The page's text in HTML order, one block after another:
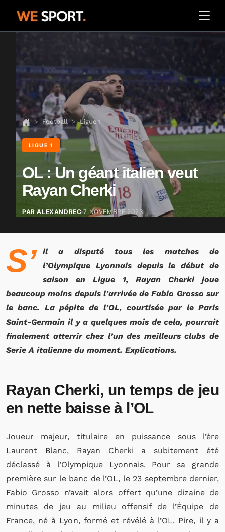
Football Ligue 1
LIGUE 1
OL : Un géant italien veut
Rayan Cherki
PAR ALEXANDREC 7 NOVEMBRE 2023
S’
il a disputé tous les matches de
l’Olympique Lyonnais depuis le début de
saison en Ligue 1, Rayan Cherki joue
beaucoup moins depuis l’arrivée de Fabio Grosso sur
le banc. La pépite de l’OL, courtisée par le Paris
Saint-Germain il y a quelques mois de cela, pourrait
finalement atterrir chez l’un des meilleurs clubs de
Serie A italienne du moment. Explications.
Rayan Cherki, un temps de jeu
en nette baisse à l’OL
Joueur majeur, titulaire en puissance sous l’ère
Laurent Blanc, Rayan Cherki a subitement été
déclassé à l’Olympique Lyonnais. Pour sa grande
première sur le banc de l’OL, le 23 septembre dernier,
Fabio Grosso n’avait alors offert qu’une dizaine de
minutes de jeu au milieu offensif de l’Équipe de
France, né à Lyon, formé et révélé à l’OL. Pire, il y a